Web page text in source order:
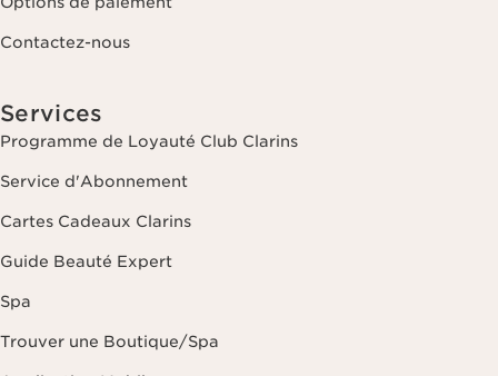
Contactez-nous
Services
Programme de Loyauté Club Clarins
Service d'Abonnement
Cartes Cadeaux Clarins
Guide Beauté Expert
Spa
Trouver une Boutique/Spa